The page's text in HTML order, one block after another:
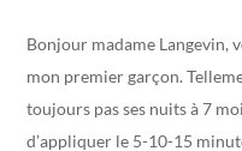
Bonjour madame Langevin,
mon premier garçon.
toujours pas ses nuits à 7
d’appliquer le 5-10-15